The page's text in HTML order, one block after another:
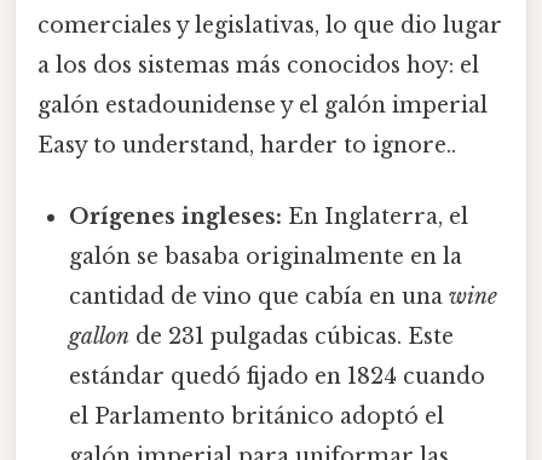
comerciales y legislativas, lo que dio lugar
a los dos sistemas más conocidos hoy: el
galón estadounidense y el galón imperial
Easy to understand, harder to ignore..
Orígenes ingleses: En Inglaterra, el
galón se basaba originalmente en la
cantidad de vino que cabía en unawine
gallon de 231 pulgadas cúbicas. Este
estándar quedó fijado en 1824 cuando
el Parlamento británico adoptó el